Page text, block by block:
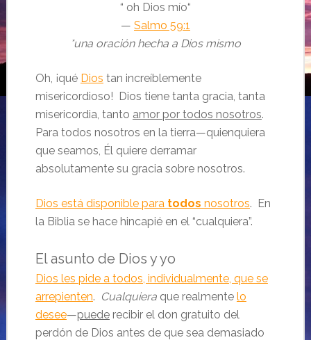
“ oh Dios mío“
— Salmo 59:1
*una oración hecha a Dios mismo
Oh, ¡qué Dios tan increíblemente
misericordioso! Dios tiene tanta gracia, tanta
misericordia, tanto amor por todos nosotros.
Para todos nosotros en la tierra—quienquiera
que seamos, Él quiere derramar
absolutamente su gracia sobre nosotros.
Dios está disponible para todos nosotros. En
la Biblia se hace hincapié en el “cualquiera”.
El asunto de Dios y yo
Dios les pide a todos, individualmente, que se
arrepienten. Cualquieraque realmente lo
desee—puederecibir el don gratuito del
perdón de Dios antes de que sea demasiado